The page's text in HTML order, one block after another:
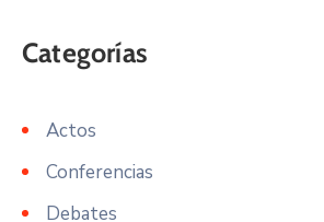
Actos
Conferencias
Debates